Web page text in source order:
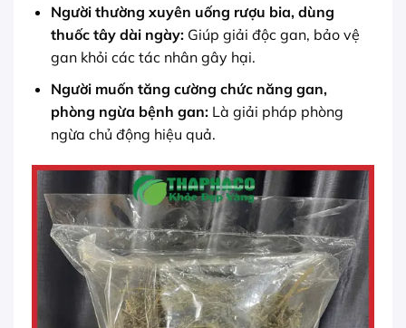
Người thường xuyên uống rượu bia, dùng
thuốc tây dài ngày:Giúp giải độc gan, bảo vệ
gan khỏi các tác nhân gây hại.
Người muốn tăng cường chức năng gan,
phòng ngừa bệnh gan:Là giải pháp phòng
ngừa chủ động hiệu quả.